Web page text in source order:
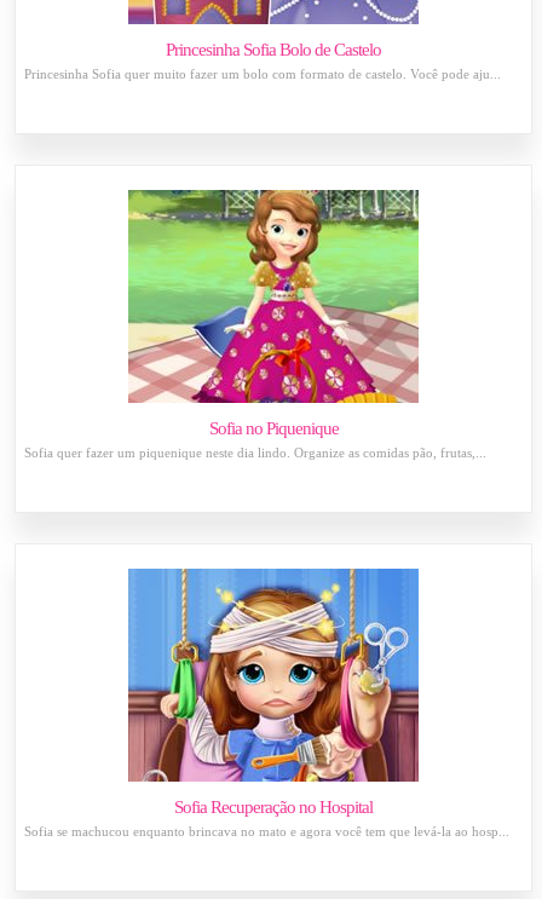
Princesinha Sofia Bolo de Castelo
Princesinha Sofia quer muito fazer um bolo com formato de castelo. Você pode aju...
Sofia no Piquenique
Sofia quer fazer um piquenique neste dia lindo. Organize as comidas pão, frutas,...
Sofia Recuperação no Hospital
Sofia se machucou enquanto brincava no mato e agora você tem que levá-la ao hosp...